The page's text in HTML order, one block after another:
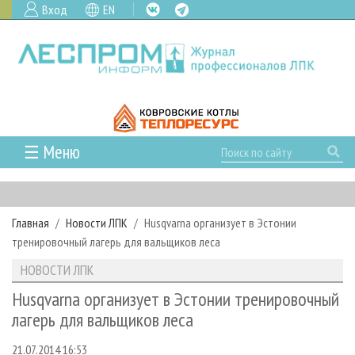
Вход EN
☰ Меню
ГЛАВНАЯ
РУБРИКИ И ТЕМЫ
РУБРИКИ ЖУРНАЛА
ЛЕСОЗАГОТОВКА
ЛЕСОПИЛЕНИЕ
НОВОСТИ
НОВОСТИ ЛПК
НОВОСТИ ЖУРНАЛА
ПРОЕКТЫ ЛПИ
АНАЛИТИКА
ПРЕДПРИЯТИЯ ЛПК
АРХИВ ЖУРНАЛОВ
СТАТЬИ
О ЖУРНАЛЕ
ПОДПИСКА
РЕКЛАМОДАТЕЛЯМ
Главная Новости ЛПК
Husqvarna организует в Эстонии
тренировочный лагерь для вальщиков леса
НОВОСТИ ЛПК
Husqvarna организует в Эстонии тренировочный
лагерь для вальщиков леса
21.07.2014 16:53